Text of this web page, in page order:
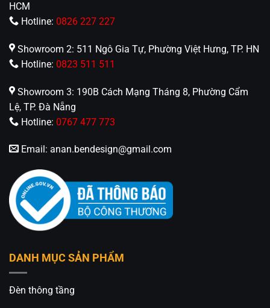
HCM
Hotline: 0826 227 227
Showroom 2: 511 Ngô Gia Tự, Phường Việt Hưng, TP. HN
Hotline: 0823 511 511
Showroom 3: 190B Cách Mạng Tháng 8, Phường Cẩm
Lệ, TP. Đà Nẵng
Hotline: 0767 477 773
Email: anan.bendesign@gmail.com
DANH MỤC SẢN PHẨM
Đèn thông tầng